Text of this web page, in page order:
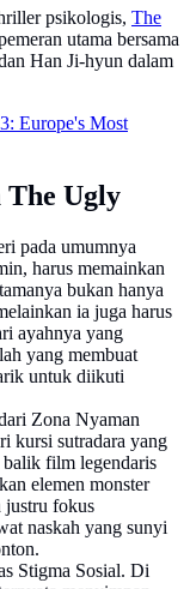
psikologis, The
utama bersama
Han Ji-hyun dalam
Europe's Most
Ugly
pada umumnya
harus memainkan
bukan hanya
ia juga harus
ayahnya yang
yang membuat
untuk diikuti
Zona Nyaman
kursi sutradara yang
film legendaris
elemen monster
justru fokus
naskah yang sunyi
Stigma Sosial. Di